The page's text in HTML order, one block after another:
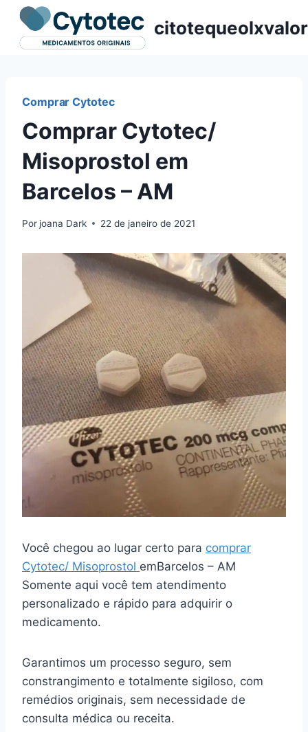
Pular
para
citotequeolxvalor
Comprar Cytotec
Comprar Cytotec/
Misoprostol em
Barcelos – AM
Por joana Dark 22 de janeiro de 2021
Você chegou ao lugar certo para comprar
Cytotec/ Misoprostol emBarcelos – AM
Somente aqui você tem atendimento
personalizado e rápido para adquirir o
medicamento.
Garantimos um processo seguro, sem
constrangimento e totalmente sigiloso, com
remédios originais, sem necessidade de
consulta médica ou receita.